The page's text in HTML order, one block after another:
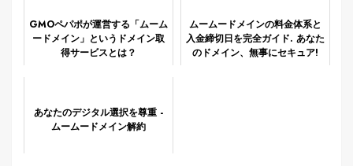
GMOペパポが運営する「ムーム
ードメイン」というドメイン取
得サービスとは？
ムームードメインの料金体系と
入金締切日を完全ガイド. あなた
のドメイン、無事にセキュア!
あなたのデジタル選択を尊重 -
ムームードメイン解約